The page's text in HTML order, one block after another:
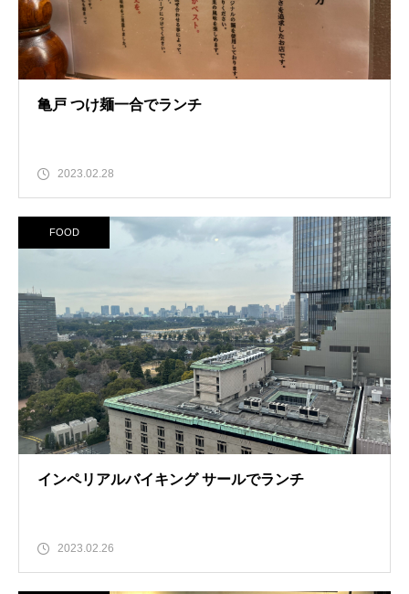
亀戸 つけ麺一合でランチ
2023.02.28
FOOD
インペリアルバイキング サールでランチ
2023.02.26